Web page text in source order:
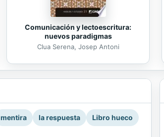
Comunicación y lectoescritura:
nuevos paradigmas
Clua Serena, Josep Antoni
mentira la respuesta Libro hueco